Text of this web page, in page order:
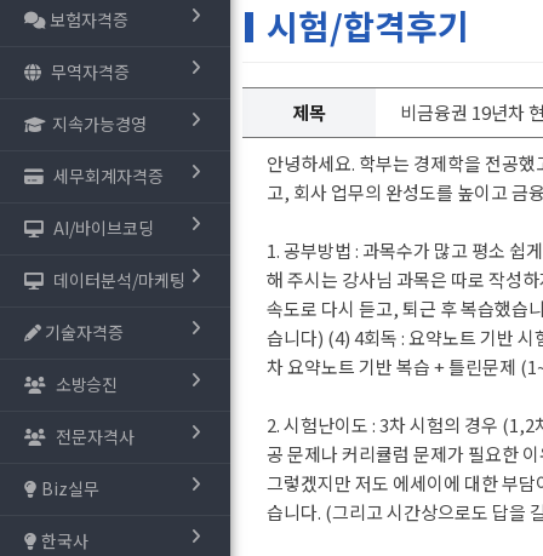
보험자격증
무역자격증
지속가능경영
세무회계자격증
AI/바이브코딩
데이터분석/마케팅
기술자격증
소방승진
전문자격사
Biz실무
한국사
시험/합격후기
제목
비금융권 19년차
안녕하세요. 학부는 경제학을 전공
고, 회사 업무의 완성도를 높이고 금
1. 공부방법 : 과목수가 많고 평소 쉽
해 주시는 강사님 과목은 따로 작성
속도로 다시 듣고, 퇴근 후 복습했습
습니다) (4) 4회독 : 요약노트 기반
차 요약노트 기반 복습 + 틀린문제
2. 시험난이도 : 3차 시험의 경우
공 문제나 커리큘럼 문제가 필요한
그렇겠지만 저도 에세이에 대한 부
습니다. (그리고 시간상으로도 답을